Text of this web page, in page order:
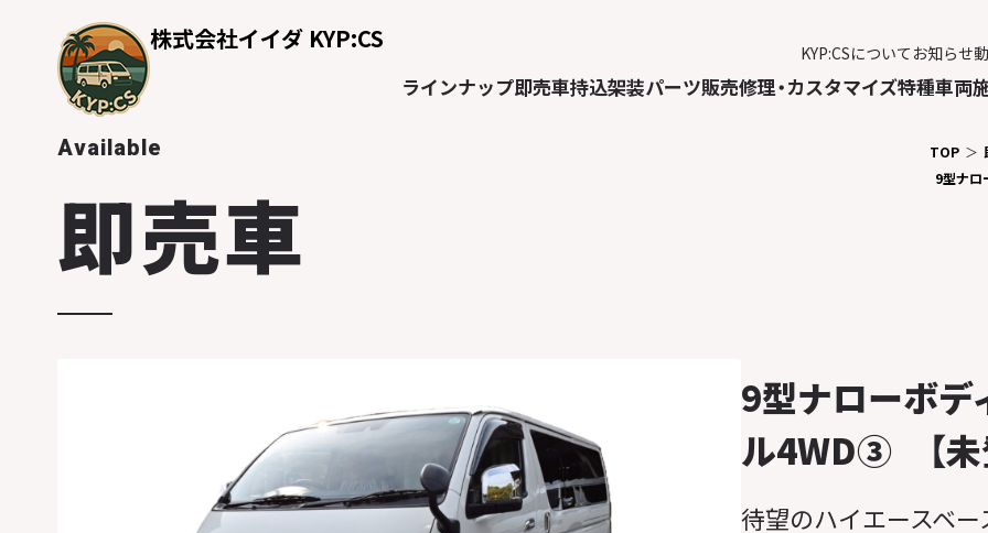
株式会社イイダ KYP:CS
ラインナップ即売車持込架装パーツ販売修理・カスタマイズ特種車両
KYP:CSについて お知らせ
Available TOP
9型ナ
即売車
9型ナローボ
ル4WD③ 【未
待望のハイエースベ